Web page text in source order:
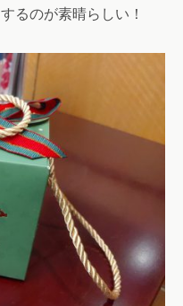
るのが素晴らしい！